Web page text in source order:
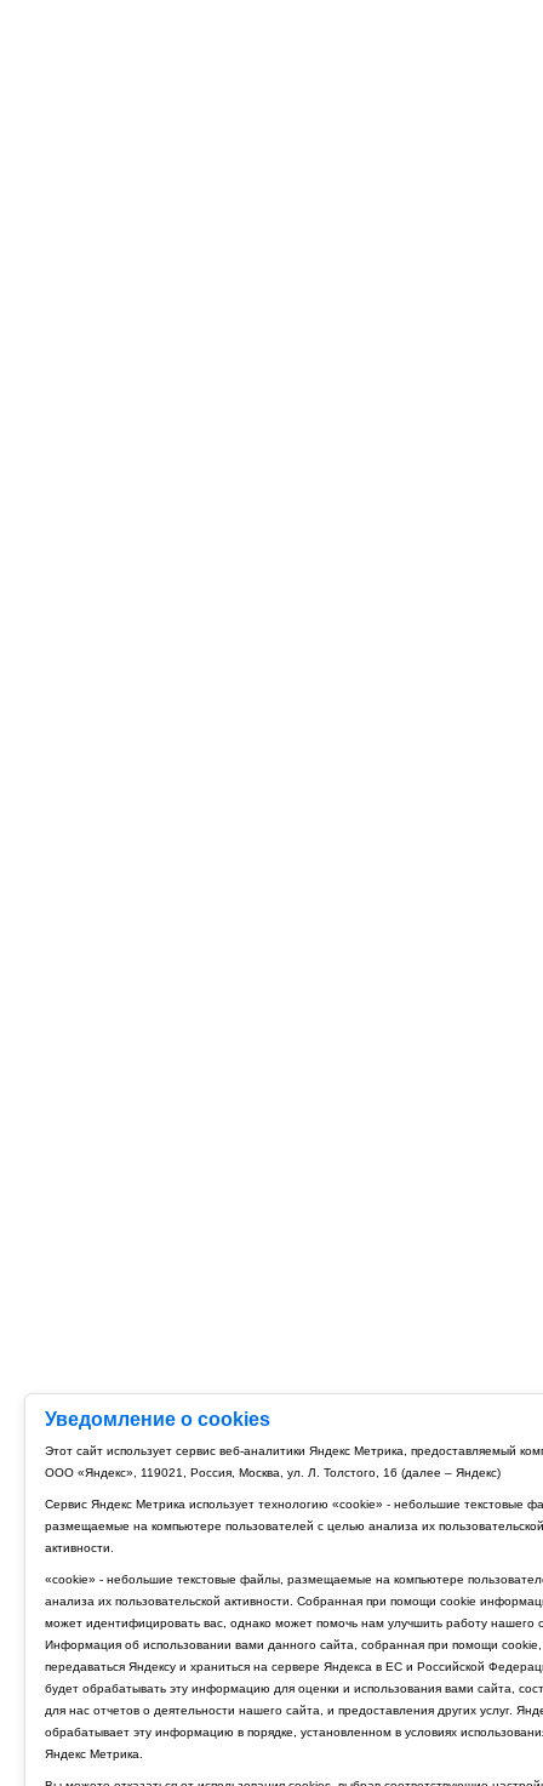
Уведомление о cookies
Этот сайт использует сервис веб-аналитики Яндекс Метрика, предоставляемый
ООО «Яндекс», 119021, Россия, Москва, ул. Л. Толстого, 16 (далее – Яндекс)
Сервис Яндекс Метрика использует технологию «cookie» - небольшие текстовые
размещаемые на компьютере пользователей с целью анализа их пользовательской
активности.
«cookie» - небольшие текстовые файлы, размещаемые на компьютере
анализа их пользовательской активности. Собранная при помощи cookie
может идентифицировать вас, однако может помочь нам улучшить работу нашего
Информация об использовании вами данного сайта, собранная при помощи cookie,
передаваться Яндексу и храниться на сервере Яндекса в ЕС и Российской
будет обрабатывать эту информацию для оценки и использования вами сайта,
для нас отчетов о деятельности нашего сайта, и предоставления других услуг.
обрабатывает эту информацию в порядке, установленном в условиях
Яндекс Метрика.